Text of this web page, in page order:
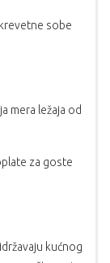
sobe
mera ležaja od
za goste
kućnog